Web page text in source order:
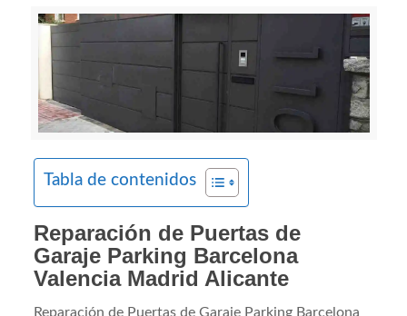
Tabla de contenidos
Reparación de Puertas de
Garaje Parking Barcelona
Valencia Madrid Alicante
Reparación de Puertas de Garaje Parking Barcelona